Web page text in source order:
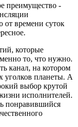
преимущество -
от времени суток
которые
то, что нужно.
канал, на котором
уголков планеты. А
выбор крутой
исполнителей.
понравившийся